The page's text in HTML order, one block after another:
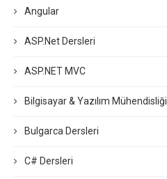
Angular
ASP.Net Dersleri
ASP.NET MVC
Bilgisayar & Yazılım Mühendisliği
Bulgarca Dersleri
C# Dersleri